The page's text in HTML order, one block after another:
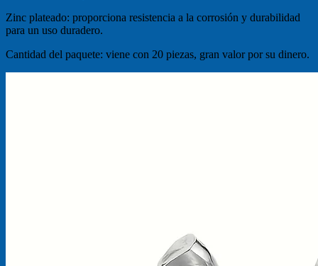
Zinc plateado: proporciona resistencia a la corrosión y durabilidad
para un uso duradero.
Cantidad del paquete: viene con 20 piezas, gran valor por su dinero.